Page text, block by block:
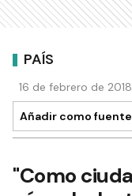
PAÍS
16 de febrero de
Añadir como
"Como